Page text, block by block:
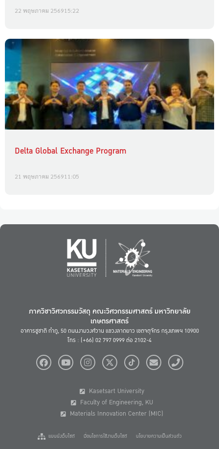
22 พฤษภาคม 256915:22
Delta Global Exchange Program
21 พฤษภาคม 256911:05
ภาควิชาวิศวกรรมวัสดุ คณะวิศวกรรมศาสตร์ มหาวิทยาลัย
เกษตรศาสตร์
อาคารชูชาติ กำภู, 50 ถนนงามวงศ์วาน แขวงลาดยาว เขตจตุจักร กรุงเทพฯ 10900
โทร : (+66) 02 797 0999 ต่อ 2102-4
Kasetsart University
Faculty of Engineering, KU
Materials Innovation Center (MIC)
แผนผังเว็บไซต์ เงื่อนไขการใช้งานเว็บไซต์ นโยบายความเป็นส่วนตัว